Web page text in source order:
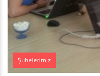
Şubelerimiz